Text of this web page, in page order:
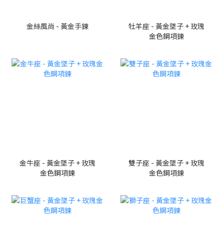
金絲風尚 - 黃金手鍊
牡羊座 - 黃金墜子 + 玫瑰
金色鋼項鍊
金牛座 - 黃金墜子 + 玫瑰
金色鋼項鍊
雙子座 - 黃金墜子 + 玫瑰
金色鋼項鍊